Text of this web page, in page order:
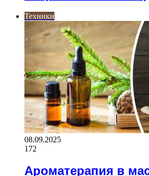
Техники
08.09.2025
172
Ароматерапия в